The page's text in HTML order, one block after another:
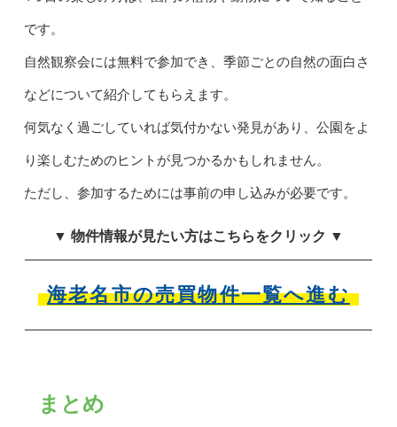
です。
自然観察会には無料で参加でき、季節ごとの自然の面白さ
などについて紹介してもらえます。
何気なく過ごしていれば気付かない発見があり、公園をよ
り楽しむためのヒントが見つかるかもしれません。
ただし、参加するためには事前の申し込みが必要です。
▼ 物件情報が見たい方はこちらをクリック ▼
海老名市の売買物件一覧へ進む
まとめ